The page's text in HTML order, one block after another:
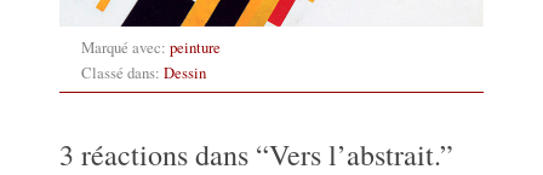
Marqué avec: peinture
Classé dans: Dessin
3 réactions dans “Vers l’abstrait.”